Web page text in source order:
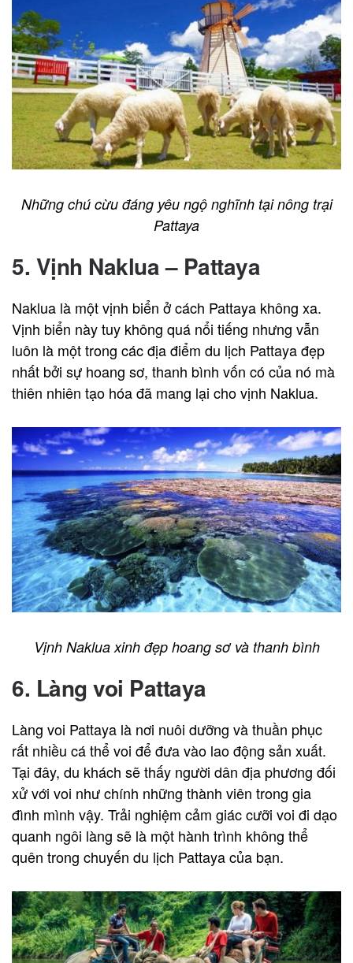
Những chú cừu đáng yêu ngộ nghĩnh tại nông trại
Pattaya
5. Vịnh Naklua – Pattaya
Naklua là một vịnh biển ở cách Pattaya không xa.
Vịnh biển này tuy không quá nổi tiếng nhưng vẫn
luôn là một trong các địa điểm du lịch Pattaya đẹp
nhất bởi sự hoang sơ, thanh bình vốn có của nó mà
thiên nhiên tạo hóa đã mang lại cho vịnh Naklua.
Vịnh Naklua xinh đẹp hoang sơ và thanh bình
6. Làng voi Pattaya
Làng voi Pattaya là nơi nuôi dưỡng và thuần phục
rất nhiều cá thể voi để đưa vào lao động sản xuất.
Tại đây, du khách sẽ thấy người dân địa phương đối
xử với voi như chính những thành viên trong gia
đình mình vậy. Trải nghiệm cảm giác cưỡi voi đi dạo
quanh ngôi làng sẽ là một hành trình không thể
quên trong chuyến du lịch Pattaya của bạn.